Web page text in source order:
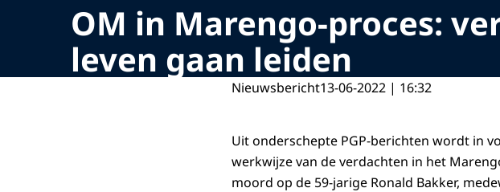
OM in Marengo-proces:
leven gaan leiden
Nieuwsbericht13-06-2022 | 16:32
Uit onderschepte PGP-berichten wordt in
werkwijze van de verdachten in het
moord op de 59-jarige Ronald Bakker,